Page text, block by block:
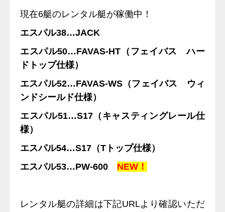
現在6艇のレンタル艇が稼働中！
エスパル38…JACK
エスパル50…FAVAS-HT（フェイバス ハー
ドトップ仕様）
エスパル52…FAVAS-WS（フェイバス ウィ
ンドシールド仕様）
エスパル51…S17（キャスティングレール仕
様）
エスパル54…S17（Tトップ仕様）
エスパル53…PW-600 NEW！
レンタル艇の詳細は下記URLより確認いただ